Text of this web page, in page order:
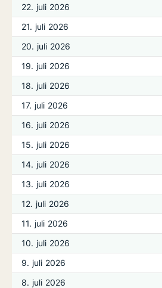
22. juli 2026
21. juli 2026
20. juli 2026
19. juli 2026
18. juli 2026
17. juli 2026
16. juli 2026
15. juli 2026
14. juli 2026
13. juli 2026
12. juli 2026
11. juli 2026
10. juli 2026
9. juli 2026
8. juli 2026